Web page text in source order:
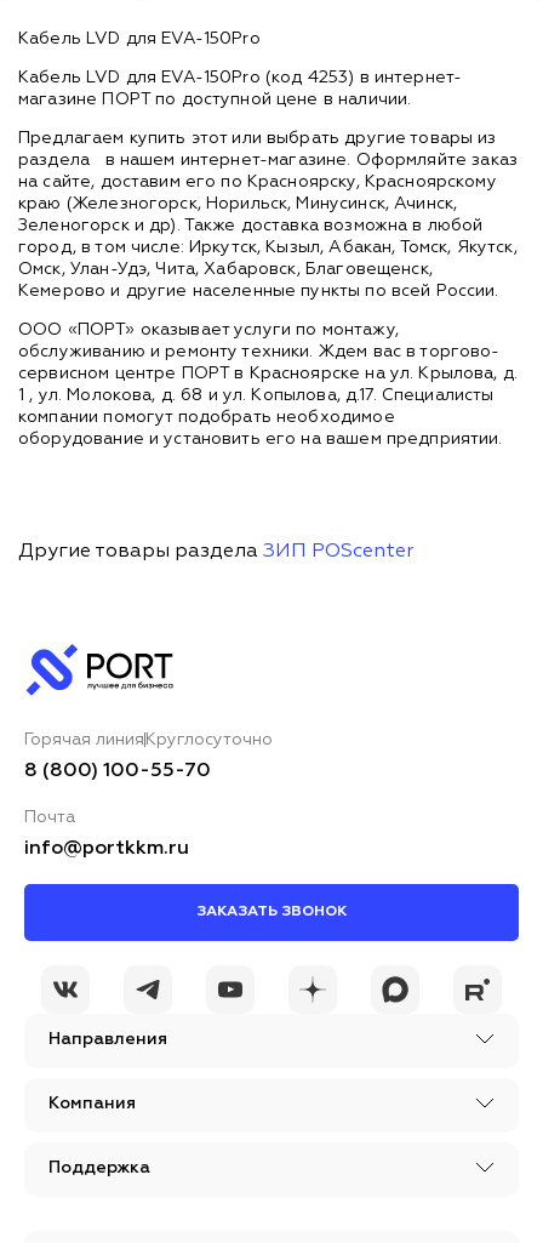
Кабель LVD для EVA-150Pro
Кабель LVD для EVA-150Pro (код 4253) в интернет-
магазине ПОРТ по доступной цене в наличии.
Предлагаем купить этот или выбрать другие товары из
раздела
в нашем интернет-магазине. Оформляйте заказ
на сайте, доставим его по Красноярску, Красноярскому
краю (Железногорск, Норильск, Минусинск, Ачинск,
Зеленогорск и др). Также доставка возможна в любой
город, в том числе: Иркутск, Кызыл, Абакан, Томск, Якутск,
Омск, Улан-Удэ, Чита, Хабаровск, Благовещенск,
Кемерово и другие населенные пункты по всей России.
ООО «ПОРТ» оказывает услуги по монтажу,
обслуживанию и ремонту техники. Ждем вас в торгово-
сервисном центре ПОРТ в Красноярске на ул. Крылова, д.
1 , ул. Молокова, д. 68 и ул. Копылова, д.17. Специалисты
компании помогут подобрать необходимое
оборудование и установить его на вашем предприятии.
Другие товары раздела ЗИП POScenter
Направления
Компания
Поддержка
Горячая линия Круглосуточно
8 (800) 100-55-70
Почта
info@portkkm.ru
ЗАКАЗАТЬ ЗВОНОК